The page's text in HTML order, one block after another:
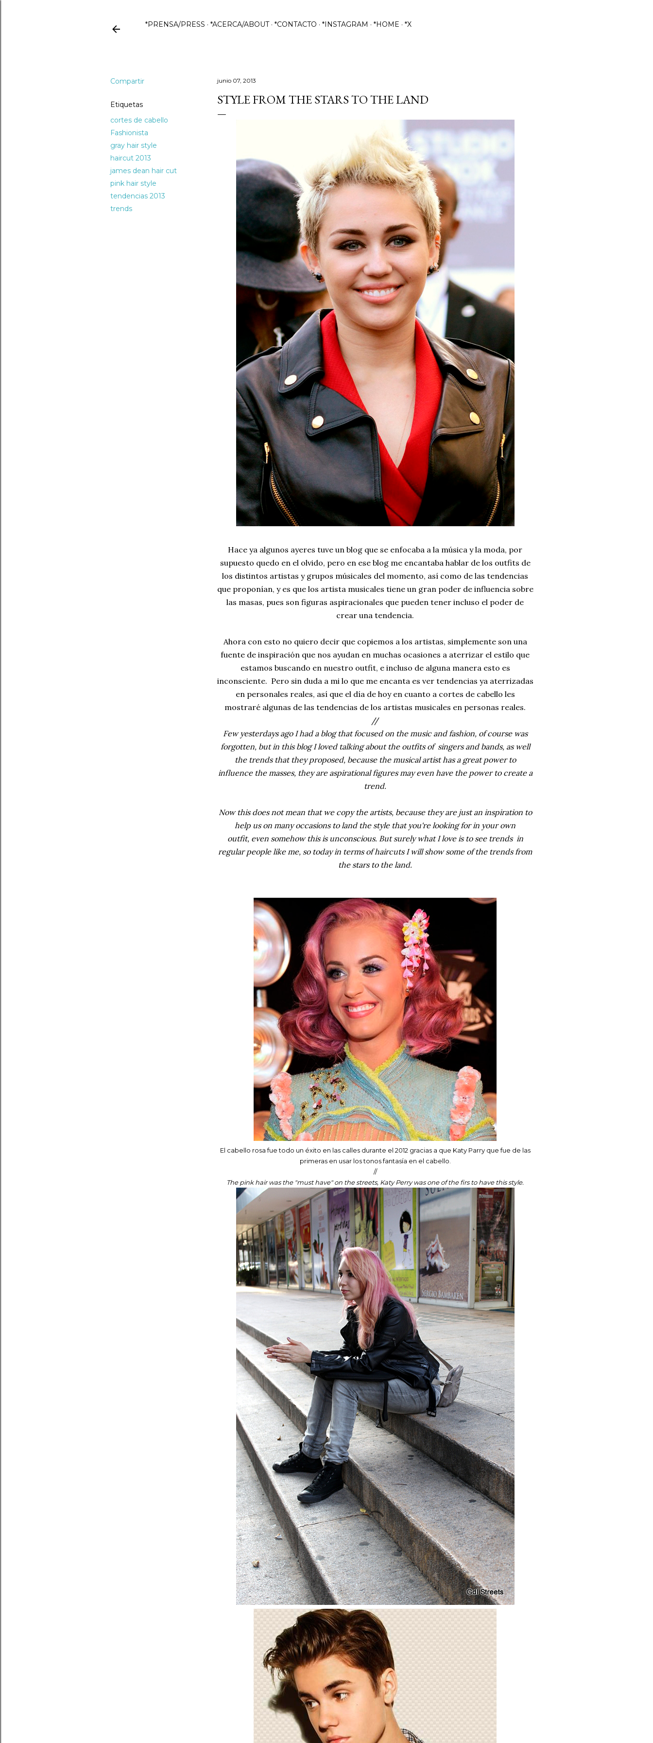
*PRENSA/PRESS *ACERCA/ABOUT *CONTACTO *INSTAGRAM *HOME *X
Compartir
Etiquetas
cortes de cabello
Fashionista
gray hair style
haircut 2013
james dean hair cut
pink hair style
tendencias 2013
trends
junio 07, 2013
STYLE FROM THE STARS TO THE LAND
Hace ya algunos ayeres tuve un blog que se enfocaba a la música y la moda, por
supuesto quedo en el olvido, pero en ese blog me encantaba hablar de los outfits de
los distintos artistas y grupos músicales del momento, así como de las tendencias
que proponían, y es que los artista musicales tiene un gran poder de influencia sobre
las masas, pues son figuras aspiracionales que pueden tener incluso el poder de
crear una tendencia.
Ahora con esto no quiero decir que copiemos a los artistas, simplemente son una
fuente de inspiración que nos ayudan en muchas ocasiones a aterrizar el estilo que
estamos buscando en nuestro outfit, e incluso de alguna manera esto es
inconsciente. Pero sin duda a mi lo que me encanta es ver tendencias ya aterrizadas
en personales reales, así que el día de hoy en cuanto a cortes de cabello les
mostraré algunas de las tendencias de los artistas musicales en personas reales.
//
Few yesterdays ago I had a blog that focused on the music and fashion, of course was
forgotten, but in this blog I loved talking about the outfits of singers and bands, as well
the trends that they proposed, because the musical artist has a great power to
influence the masses, they are aspirational figures may even have the power to create a
trend.
Now this does not mean that we copy the artists, because they are just an inspiration to
help us on many occasions to land the style that you're looking for in your own
outfit, even somehow this is unconscious. But surely what I love is to see trends in
regular people like me, so today in terms of haircuts I will show some of the trends from
the stars to the land.
El cabello rosa fue todo un éxito en las calles durante el 2012 gracias a que Katy Parry que fue de las
primeras en usar los tonos fantasía en el cabello.
//
The pink hair was the "must have" on the streets, Katy Perry was one of the firs to have this style.